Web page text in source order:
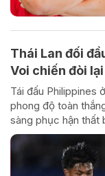
Thái Lan đối
Voi chiến đòi
Tái đấu Philippines
phong độ toàn
sàng phục hận thất